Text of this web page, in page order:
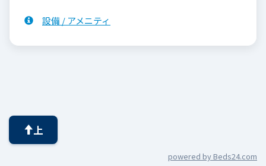
設備 / アメニティ
上
powered by Beds24.com